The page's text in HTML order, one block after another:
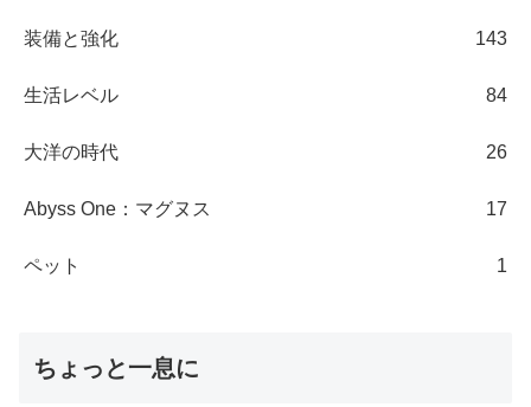
装備と強化 143
生活レベル 84
大洋の時代 26
Abyss One：マグヌス 17
ペット 1
ちょっと一息に